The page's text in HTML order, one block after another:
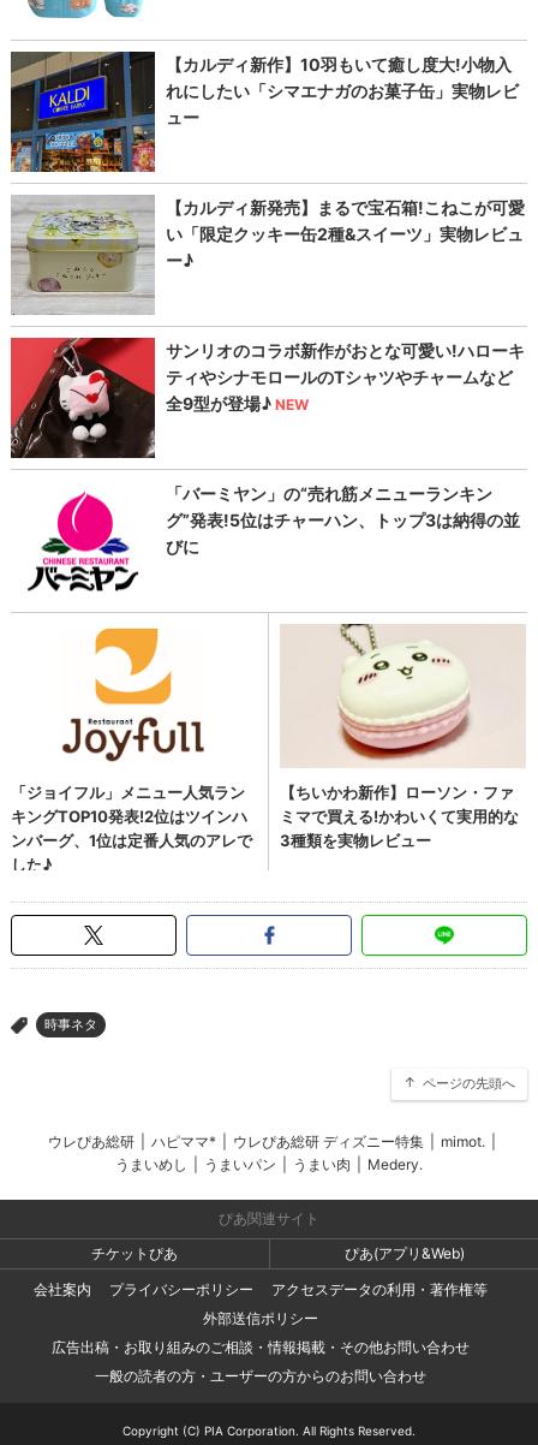
> 時事ネタ
ページの先頭へ
ウレぴあ総研 ハピママ* ウレぴあ総研 ディズニー特集 mimot.
うまいめし
うまいパン うまい肉 Medery.
ぴあ関連サイト
チケットぴあ
ぴあ(アプリ&Web)
会社案内
プライバシーポリシー
アクセスデータの利用・著作権等
外部送信ポリシー
広告出稿・お取り組みのご相談・情報掲載・その他お問い合わせ
一般の読者の方・ユーザーの方からのお問い合わせ
Copyright (C) PIA Corporation. All Rights Reserved.